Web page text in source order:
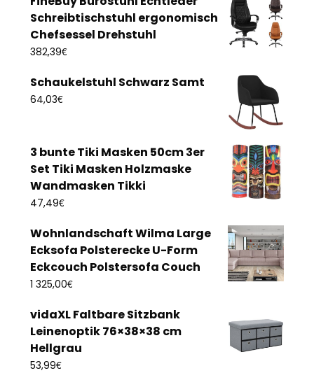
Schreibtischstuhl ergonomisch
Chefsessel Drehstuhl
382,39€
Schaukelstuhl Schwarz Samt
64,03€
3 bunte Tiki Masken 50cm 3er
Set Tiki Masken Holzmaske
Wandmasken Tikki
47,49€
Wohnlandschaft Wilma Large
Ecksofa Polsterecke U-Form
Eckcouch Polstersofa Couch
1 325,00€
vidaXL Faltbare Sitzbank
Leinenoptik 76×38×38 cm
Hellgrau
53,99€